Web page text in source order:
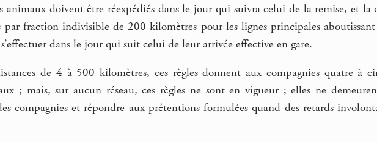
animaux doivent être réexpédiés dans le jour qui suivra celui de la remise, et la
par fraction indivisible de 200 kilomètres pour les lignes principales
dans le jour qui suit celui de leur arrivée effective en gare.
de 4 à 500 kilomètres, ces règles donnent aux compagnies quatre à
; mais, sur aucun réseau, ces règles ne sont en vigueur ; elles ne
compagnies et répondre aux prétentions formulées quand des retards